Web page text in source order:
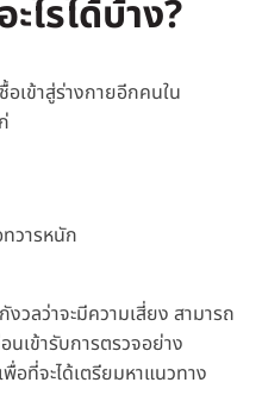
ไรได้บ้าง?
เข้าสู่ร่างกายอีกคนใน
วารหนัก
วลว่าจะมีความเสี่ยง สามารถ
นเข้ารับการตรวจอย่าง
พื่อที่จะได้เตรียมหาแนวทาง